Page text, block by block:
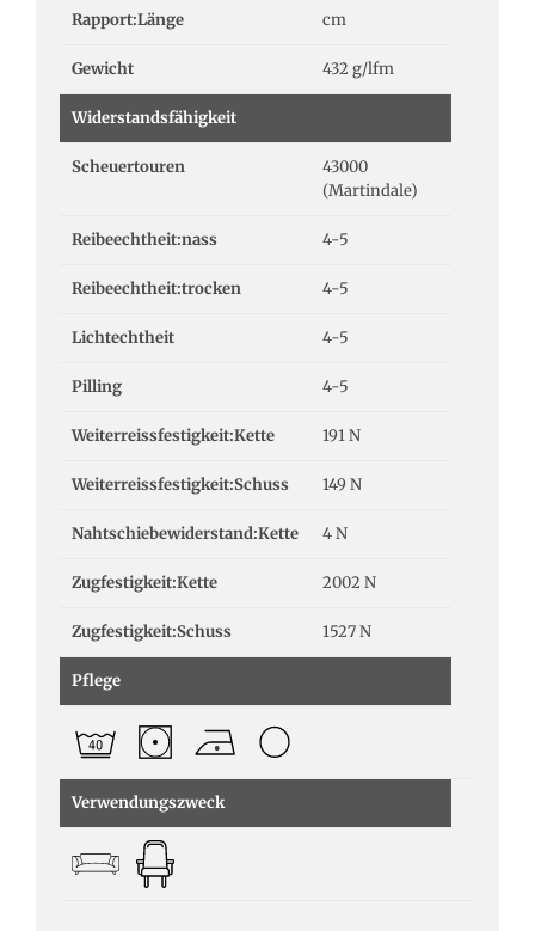
Rapport:Länge cm
Gewicht 432 g/lfm
Widerstandsfähigkeit
Scheuertouren
43000
(Martindale)
Reibeechtheit:nass 4-5
Reibeechtheit:trocken 4-5
Lichtechtheit 4-5
Pilling 4-5
Weiterreissfestigkeit:Kette 191 N
Weiterreissfestigkeit:Schuss 149 N
Nahtschiebewiderstand:Kette 4 N
Zugfestigkeit:Kette 2002 N
Zugfestigkeit:Schuss 1527 N
Pflege
Verwendungszweck